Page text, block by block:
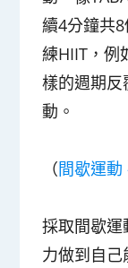
續4分鐘共
練HIIT，例
樣的週期
動。
（間歇運動
採取間歇
力做到自